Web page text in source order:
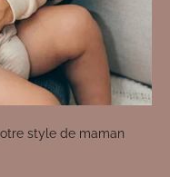
style de maman